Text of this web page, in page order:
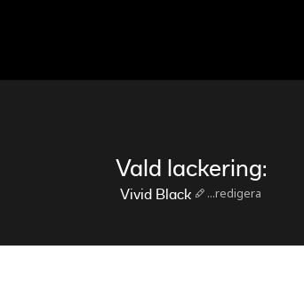
Vald lackering:
Vivid Black ...redigera